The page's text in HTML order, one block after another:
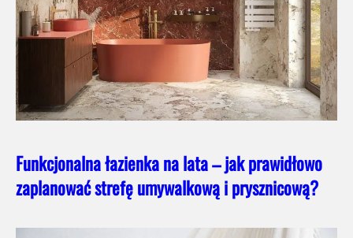
Funkcjonalna łazienka na lata – jak prawidłowo
zaplanować strefę umywalkową i prysznicową?